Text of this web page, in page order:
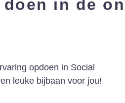
in de
opdoen in Social
leuke bijbaan voor jou!